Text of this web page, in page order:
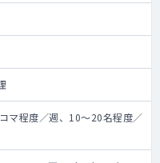
マ程度／週、10～20名程度／